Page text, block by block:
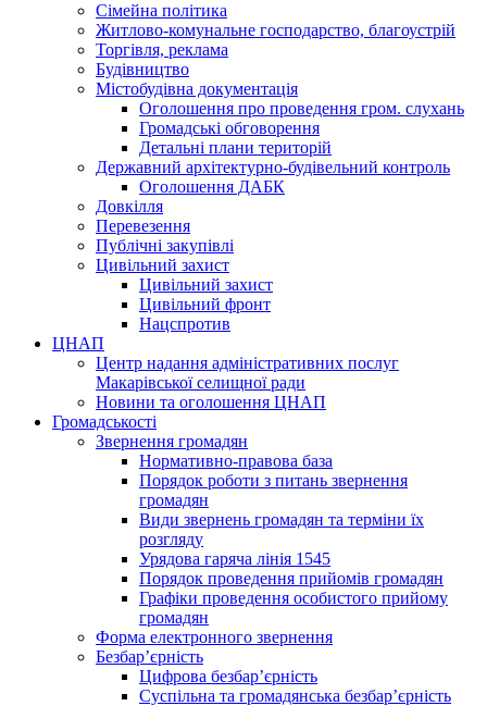
Сімейна політика
Житлово-комунальне господарство, благоустрій
Торгівля, реклама
Будівництво
Містобудівна документація
Оголошення про проведення гром. слухань
Громадські обговорення
Детальні плани територій
Державний архітектурно-будівельний контроль
Оголошення ДАБК
Довкілля
Перевезення
Публічні закупівлі
Цивільний захист
Цивільний захист
Цивільний фронт
Нацспротив
ЦНАП
Центр надання адміністративних послуг
Макарівської селищної ради
Новини та оголошення ЦНАП
Громадськості
Звернення громадян
Нормативно-правова база
Порядок роботи з питань звернення
громадян
Види звернень громадян та терміни їх
розгляду
Урядова гаряча лінія 1545
Порядок проведення прийомів громадян
Графіки проведення особистого прийому
громадян
Форма електронного звернення
Безбар’єрність
Цифрова безбар’єрність
Суспільна та громадянська безбар’єрність